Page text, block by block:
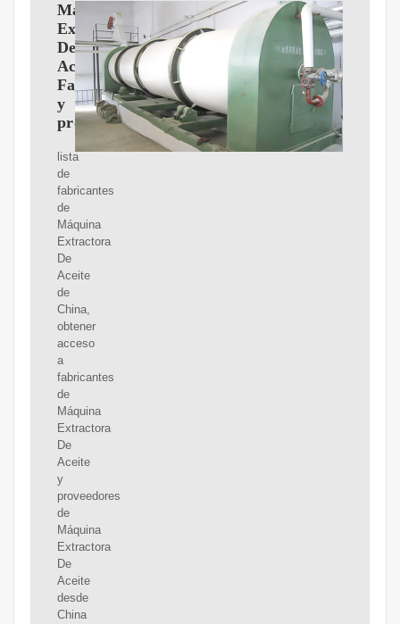
Máquina
Extractora
De
Aceite
Fabricantes
y
proveedores
lista
de
fabricantes
de
Máquina
Extractora
De
Aceite
de
China,
obtener
acceso
a
fabricantes
de
Máquina
Extractora
De
Aceite
y
proveedores
de
Máquina
Extractora
De
Aceite
desde
China